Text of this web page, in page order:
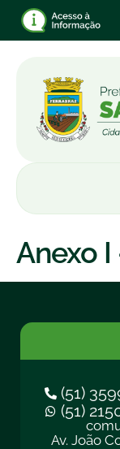
Anexo
(51)
(51)
Av. João